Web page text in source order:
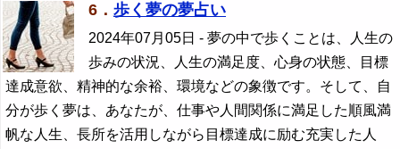
6． 歩く夢の夢占い
2024年07月05日 - 夢の中で歩くことは、人生の
歩みの状況、人生の満足度、心身の状態、目標
達成意欲、精神的な余裕、環境などの象徴です。そして、自
分が歩く夢は、あなたが、仕事や人間関係に満足した順風満
帆な人生、長所を活用しながら目標達成に励む充実した人